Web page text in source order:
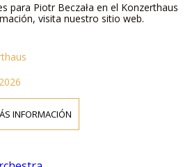
para Piotr Beczała en el Konzerthaus
visita nuestro sitio web.
INFORMACIÓN